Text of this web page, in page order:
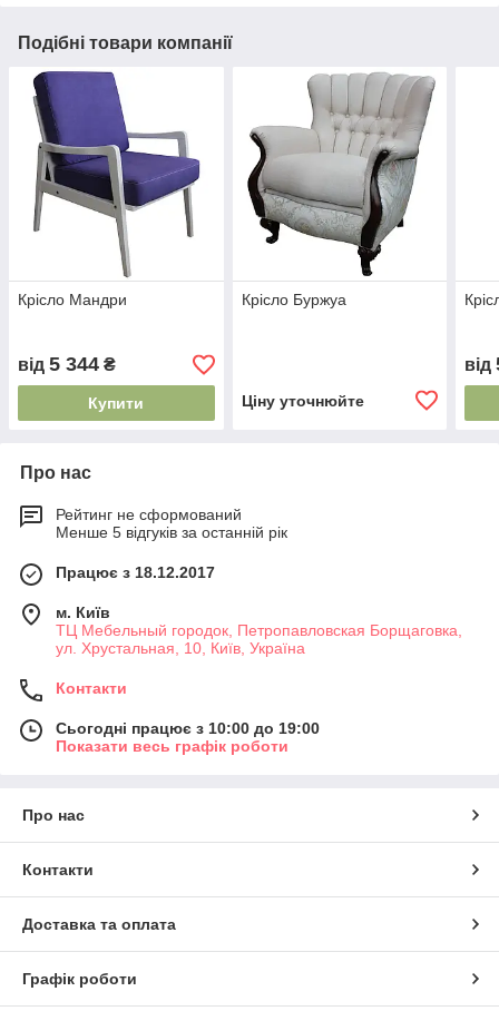
Подібні товари компанії
Крісло Мандри
від 5 344 ₴
Купити
Крісло Буржуа
Ціну уточнюйте
від
Про нас
Рейтинг не сформований
Менше 5 відгуків за останній рік
Працює з 18.12.2017
м. Київ
ТЦ Мебельный городок, Петропавловская Борщаговка,
ул. Хрустальная, 10, Київ, Україна
Контакти
Сьогодні працює з 10:00 до 19:00
Показати весь графік роботи
Про нас
Контакти
Доставка та оплата
Графік роботи